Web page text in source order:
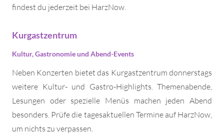
findest du jederzeit bei HarzNow.
Kurgastzentrum
Kultur, Gastronomie und Abend-Events
Neben Konzerten bietet das Kurgastzentrum donnerstags
weitere Kultur- und Gastro-Highlights. Themenabende,
Lesungen oder spezielle Menüs machen jeden Abend
besonders. Prüfe die tagesaktuellen Termine auf HarzNow,
um nichts zu verpassen.